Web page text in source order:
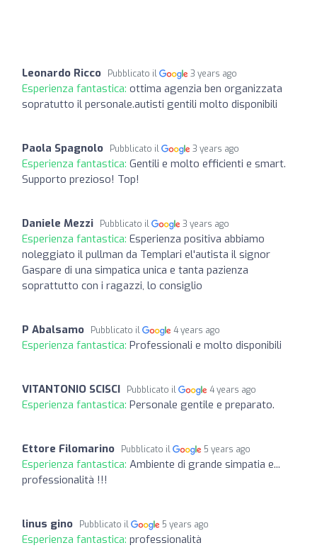
Leonardo Ricco Pubblicato il 3 years ago
Esperienza fantastica: ottima agenzia ben organizzata
sopratutto il personale.autisti gentili molto disponibili
Paola Spagnolo Pubblicato il 3 years ago
Esperienza fantastica: Gentili e molto efficienti e smart.
Supporto prezioso! Top!
Daniele Mezzi Pubblicato il 3 years ago
Esperienza fantastica: Esperienza positiva abbiamo
noleggiato il pullman da Templari el'autista il signor
Gaspare di una simpatica unica e tanta pazienza
soprattutto con i ragazzi, lo consiglio
P Abalsamo Pubblicato il 4 years ago
Esperienza fantastica: Professionali e molto disponibili
VITANTONIO SCISCI Pubblicato il 4 years ago
Esperienza fantastica: Personale gentile e preparato.
Ettore Filomarino Pubblicato il 5 years ago
Esperienza fantastica: Ambiente di grande simpatia e...
professionalità !!!
linus gino Pubblicato il 5 years ago
Esperienza fantastica: professionalità